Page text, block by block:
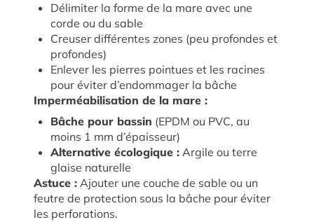
Délimiter la forme de la mare avec une
corde ou du sable
Creuser différentes zones (peu profondes et
profondes)
Enlever les pierres pointues et les racines
pour éviter d’endommager la bâche
Imperméabilisation de la mare :
Bâche pour bassin (EPDM ou PVC, au
moins 1 mm d’épaisseur)
Alternative écologique : Argile ou terre
glaise naturelle
Astuce : Ajouter une couche de sable ou un
feutre de protection sous la bâche pour éviter
les perforations.